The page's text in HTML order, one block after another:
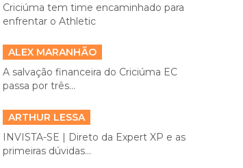
Criciúma tem time encaminhado para
enfrentar o Athletic
ALEX MARANHÃO
A salvação financeira do Criciúma EC
passa por três...
ARTHUR LESSA
INVISTA-SE | Direto da Expert XP e as
primeiras dúvidas...